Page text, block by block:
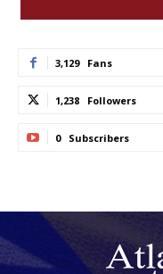
3,129 Fans
1,238 Followers
0 Subscribers